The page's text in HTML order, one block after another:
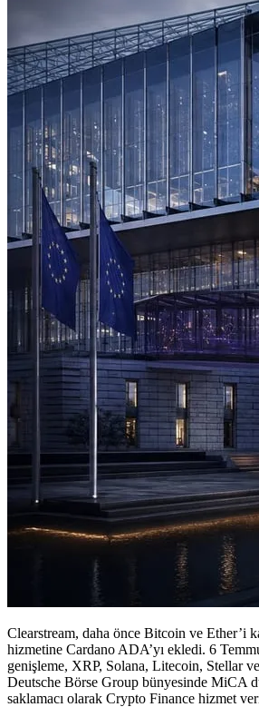
Clearstream, daha önce Bitcoin ve Ether’i
hizmetine Cardano ADA’yı ekledi. 6
genişleme, XRP, Solana, Litecoin, Stellar
Deutsche Börse Group bünyesinde MiCA
saklamacı olarak Crypto Finance hizmet